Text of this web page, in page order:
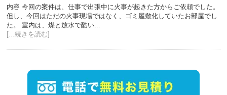
内容 今回の案件は、仕事で出張中に火事が起きた方からご依頼でした。
但し、今回はただの火事現場ではなく、ゴミ屋敷化していたお部屋でし
た。 室内は、煤と放水で酷い…
[...続きを読む]